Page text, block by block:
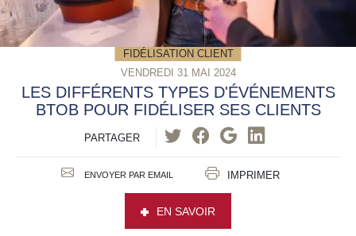
FIDÉLISATION CLIENT
VENDREDI 31 MAI 2024
LES DIFFÉRENTS TYPES D'ÉVÉNEMENTS
BTOB POUR FIDÉLISER SES CLIENTS
PARTAGER
ENVOYER PAR EMAIL IMPRIMER
EN SAVOIR